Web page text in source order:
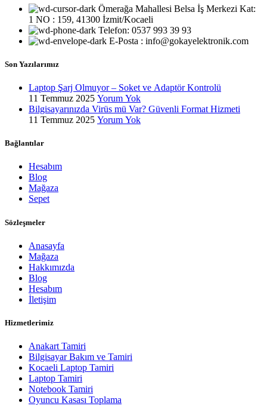
Ömerağa Mahallesi Belsa İş Merkezi Kat:
1 NO : 159, 41300 İzmit/Kocaeli
Telefon: 0537 993 39 93
E-Posta : info@gokayelektronik.com
Son Yazılarımız
Laptop Şarj Olmuyor – Soket ve Adaptör Kontrolü
11 Temmuz 2025 Yorum Yok
Bilgisayarınızda Virüs mü Var? Güvenli Format Hizmeti
11 Temmuz 2025 Yorum Yok
Bağlantılar
Hesabım
Blog
Mağaza
Sepet
Sözleşmeler
Anasayfa
Mağaza
Hakkımızda
Blog
Hesabım
İletişim
Hizmetlerimiz
Anakart Tamiri
Bilgisayar Bakım ve Tamiri
Kocaeli Laptop Tamiri
Laptop Tamiri
Notebook Tamiri
Oyuncu Kasası Toplama